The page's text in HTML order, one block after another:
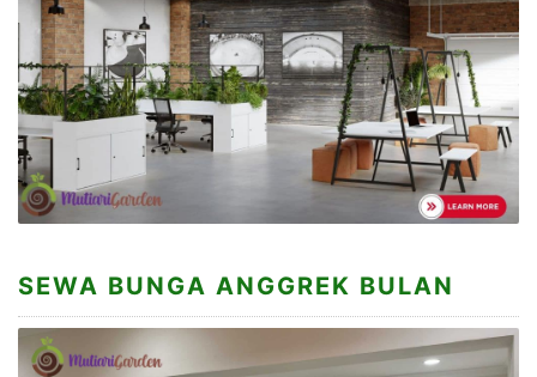
SEWA BUNGA ANGGREK BULAN